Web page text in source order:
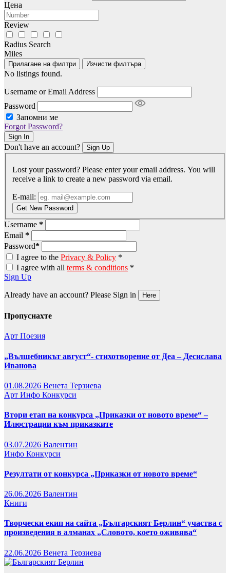
Цена
Review
Radius Search
Miles
Прилагане на филтри Изчисти филтъра
No listings found.
Username or Email Address
Password
Запомни ме
Forgot Password?
Sign In
Don't have an account? Sign Up
Lost your password? Please enter your email address. You will
receive a link to create a new password via email.
E-mail:
Get New Password
Username *
Email *
Password*
I agree to the Privacy & Policy *
I agree with all terms & conditions *
Sign Up
Already have an account? Please Sign in Here
Пропуснахте
Арт Поезия
„Вълшебникът август“- стихотворение от Деа – Десислава
Иванова
01.08.2026 Венета Терзиева
Арт Инфо Конкурси
Втори етап на конкурса „Приказки от новото време“ –
Илюстрации към приказките
03.07.2026 Валентин
Инфо Конкурси
Резултати от конкурса „Приказки от новото време“
26.06.2026 Валентин
Книги
Творчески екип на сайта „Българският Берлин“ участва с
произведения в алманах „Словото, което оживява“
22.06.2026 Венета Терзиева